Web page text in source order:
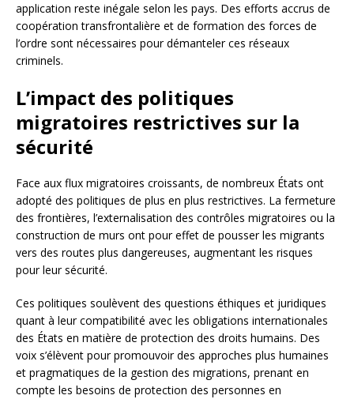
application reste inégale selon les pays. Des efforts accrus de
coopération transfrontalière et de formation des forces de
l’ordre sont nécessaires pour démanteler ces réseaux
criminels.
L’impact des politiques
migratoires restrictives sur la
sécurité
Face aux flux migratoires croissants, de nombreux États ont
adopté des politiques de plus en plus restrictives. La fermeture
des frontières, l’externalisation des contrôles migratoires ou la
construction de murs ont pour effet de pousser les migrants
vers des routes plus dangereuses, augmentant les risques
pour leur sécurité.
Ces politiques soulèvent des questions éthiques et juridiques
quant à leur compatibilité avec les obligations internationales
des États en matière de protection des droits humains. Des
voix s’élèvent pour promouvoir des approches plus humaines
et pragmatiques de la gestion des migrations, prenant en
compte les besoins de protection des personnes en